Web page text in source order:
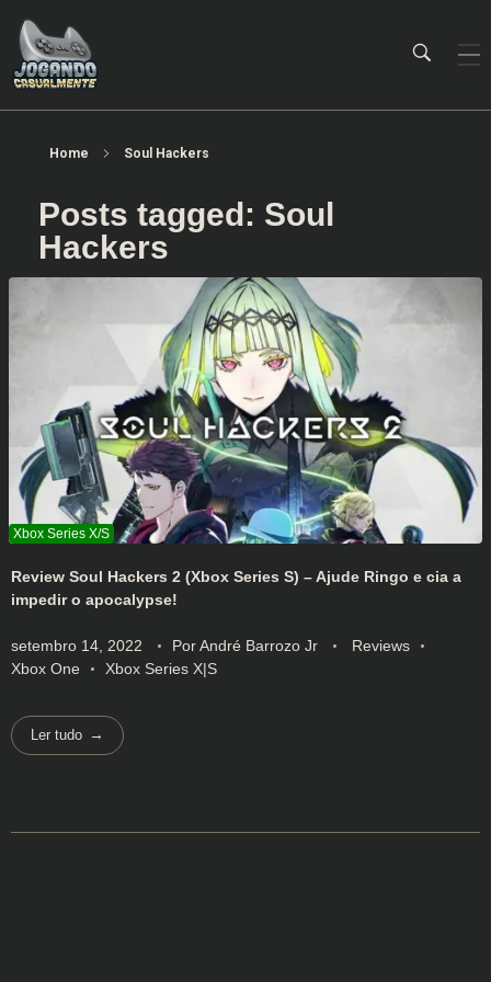
Home Soul Hackers
Posts tagged: Soul
Hackers
Review Soul Hackers 2 (Xbox Series S) – Ajude Ringo e cia a
impedir o apocalypse!
setembro 14, 2022 PorAndré Barrozo Jr
Reviews
Xbox One
Xbox Series X|S
Ler tudo